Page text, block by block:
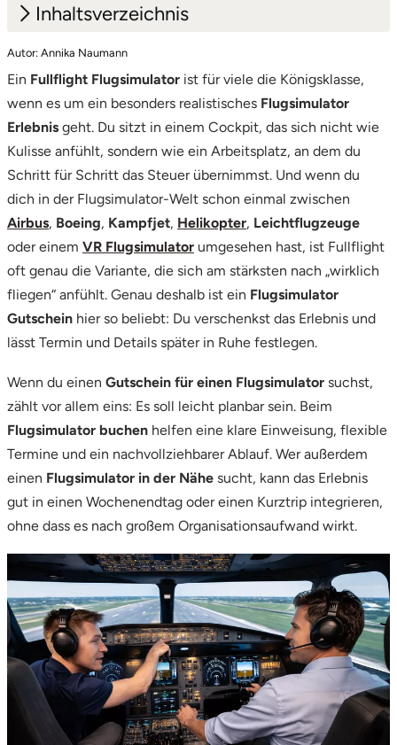
Inhaltsverzeichnis
1. Fullflight Flugsimulator: Was bedeutet das im
Erlebnis wirklich
2.
Full Motion Flugsimulator: Was Bewegung im
Cockpit verändert
3. Flug im Flugsimulator: So läuft das Fullflight
Erlebnis ab
Vergleich: Fullflight im Verhältnis zu Kampfjet,
Helikopter und Leichtflugzeugen
5. Flugsimulator Gutschein für Fullflight: als
Erlebnis verschenken
Umfang abhängen
Autor: Annika Naumann
Ein Fullflight Flugsimulator ist für viele die Königsklasse,
wenn es um ein besonders realistisches Flugsimulator
Erlebnis geht. Du sitzt in einem Cockpit, das sich nicht wie
Kulisse anfühlt, sondern wie ein Arbeitsplatz, an dem du
Schritt für Schritt das Steuer übernimmst. Und wenn du
dich in der Flugsimulator-Welt schon einmal zwischen
Airbus, Boeing, Kampfjet, Helikopter, Leichtflugzeuge
oder einem VR Flugsimulator umgesehen hast, ist Fullflight
oft genau die Variante, die sich am stärksten nach „wirklich
fliegen“ anfühlt. Genau deshalb ist ein Flugsimulator
Gutschein hier so beliebt: Du verschenkst das Erlebnis und
lässt Termin und Details später in Ruhe festlegen.
Wenn du einen Gutschein für einen Flugsimulator suchst,
zählt vor allem eins: Es soll leicht planbar sein. Beim
Flugsimulator buchen helfen eine klare Einweisung, flexible
Termine und ein nachvollziehbarer Ablauf. Wer außerdem
einen Flugsimulator in der Nähe sucht, kann das Erlebnis
gut in einen Wochenendtag oder einen Kurztrip integrieren,
ohne dass es nach großem Organisationsaufwand wirkt.
Mecklenburgische Seenplatte
Meiningen
Merzig
Mettingen
Märkisch-Oderland
Mönchengladbach
München
Nagold
Neckarsulm
Nesselwang
Nordwestmecklenburg
Nürnberg
Oberhavel